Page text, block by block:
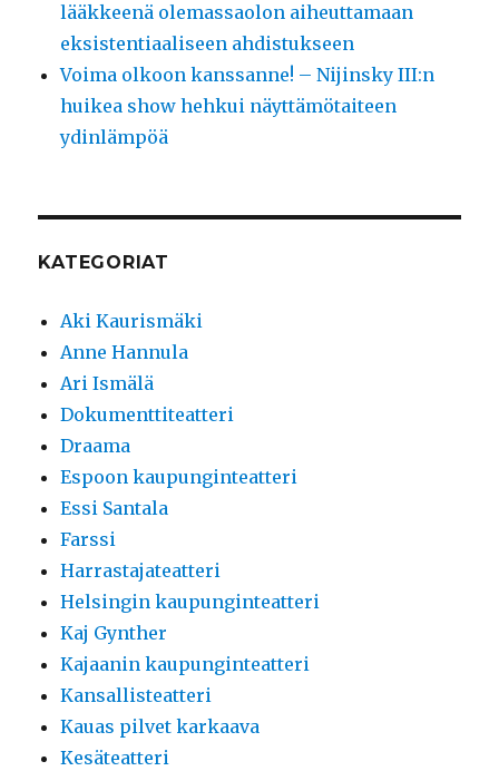
lääkkeenä olemassaolon aiheuttamaan
eksistentiaaliseen ahdistukseen
Voima olkoon kanssanne! – Nijinsky III:n
huikea show hehkui näyttämötaiteen
ydinlämpöä
KATEGORIAT
Aki Kaurismäki
Anne Hannula
Ari Ismälä
Dokumenttiteatteri
Draama
Espoon kaupunginteatteri
Essi Santala
Farssi
Harrastajateatteri
Helsingin kaupunginteatteri
Kaj Gynther
Kajaanin kaupunginteatteri
Kansallisteatteri
Kauas pilvet karkaava
Kesäteatteri